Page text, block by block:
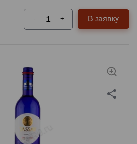
- + В заявку